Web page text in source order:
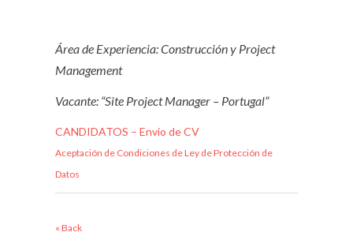
Área de Experiencia: Construcción y Project
Management
Vacante: “Site Project Manager – Portugal”
CANDIDATOS – Envío de CV
Aceptación de Condiciones de Ley de Protección de
Datos
« Back